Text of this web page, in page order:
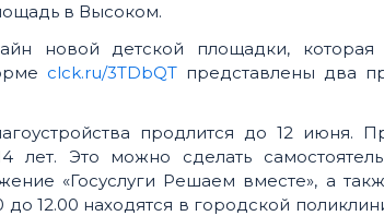
в Высоком.
новой детской площадки, которая
clck.ru/3TDbQTпредставлены два
продлится до 12 июня.
лет. Это можно сделать
«Госуслуги Решаем вместе», а
12.00 находятся в городской